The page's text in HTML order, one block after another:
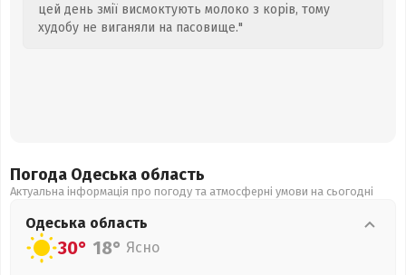
цей день змії висмоктують молоко з корів, тому
худобу не виганяли на пасовище."
Погода Одеська область
Актуальна інформація про погоду та атмосферні умови на сьогодні
Одеська область
30° 18° Ясно